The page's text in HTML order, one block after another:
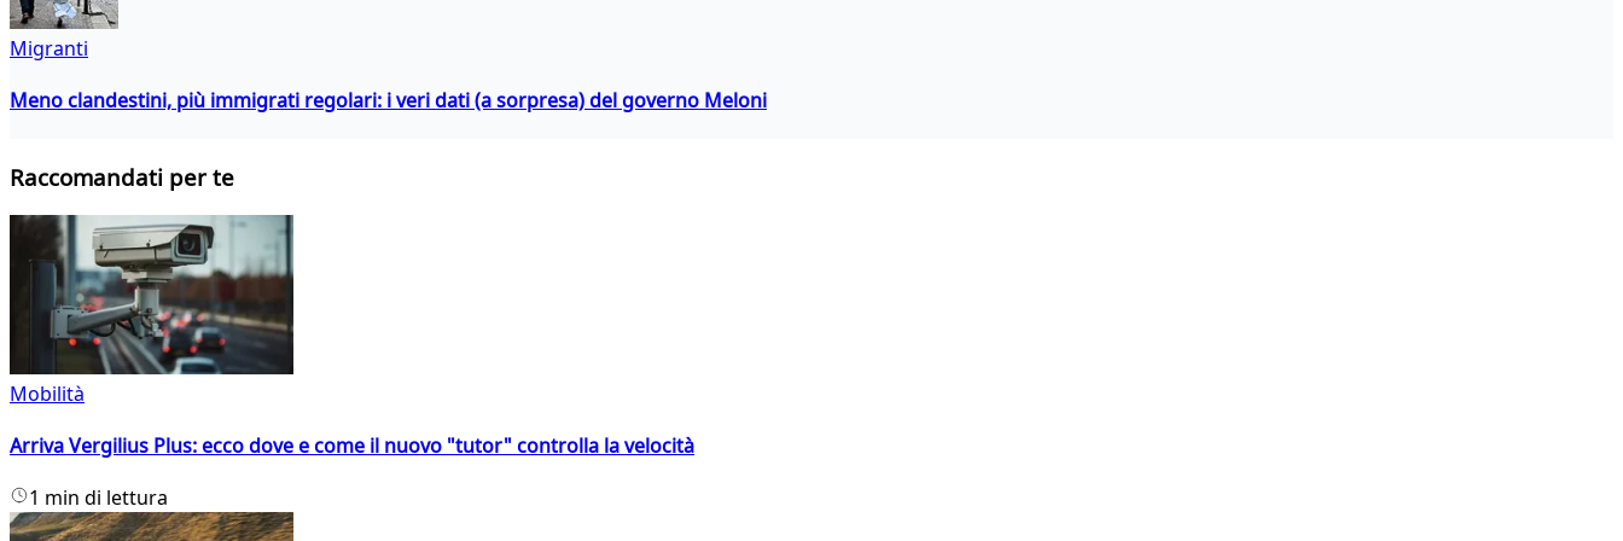
Migranti
Meno clandestini, più immigrati regolari: i veri dati (a sorpresa) del governo Meloni
Raccomandati per te
Mobilità
Arriva Vergilius Plus: ecco dove e come il nuovo "tutor" controlla la velocità
1 min di lettura